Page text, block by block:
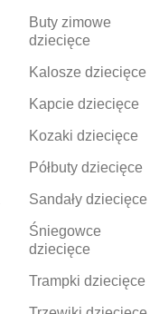
Buty zimowe
dziecięce
Kalosze dziecięce
Kapcie dziecięce
Kozaki dziecięce
Półbuty dziecięce
Sandały dziecięce
Śniegowce
dziecięce
Trampki dziecięce